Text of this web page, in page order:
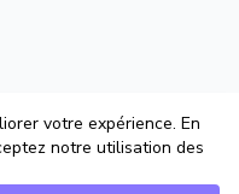
votre expérience. En
notre utilisation des